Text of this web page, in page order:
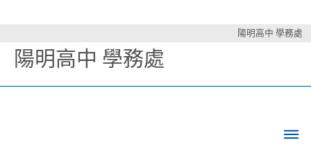
陽明高中 學務處
陽明高中 學務處